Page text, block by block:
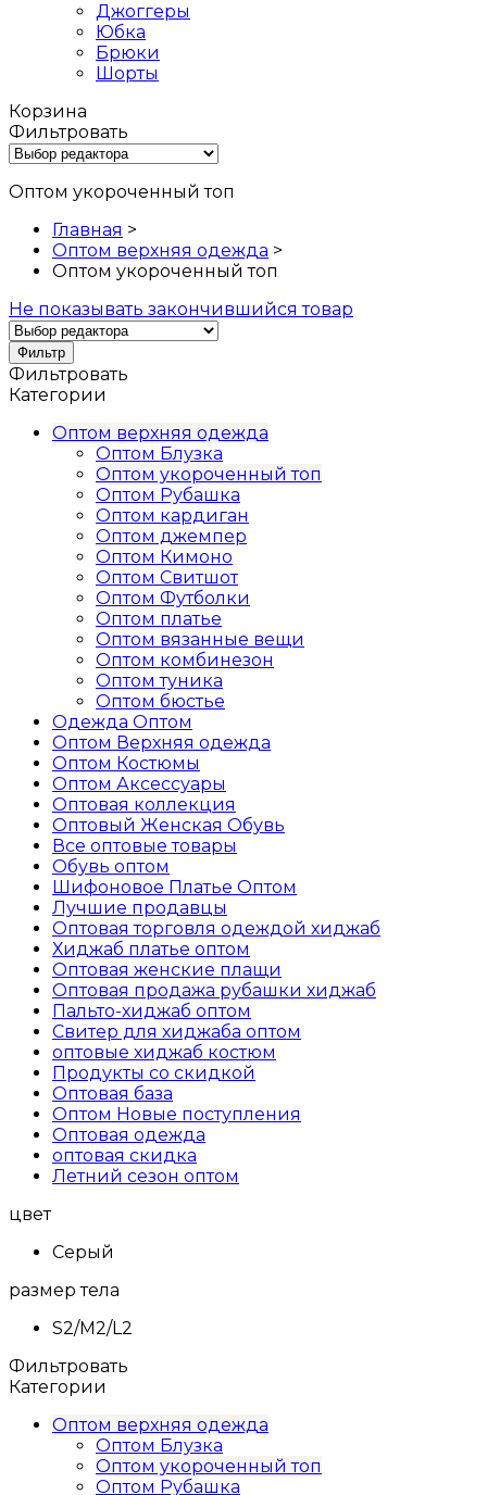
Джоггеры
Юбка
Брюки
Шорты
Корзина
Фильтровать
Оптом укороченный топ
Главная >
Оптом верхняя одежда >
Оптом укороченный топ
Не показывать закончившийся товар
Фильтр
Фильтровать
Категории
Оптом верхняя одежда
Оптом Блузка
Оптом укороченный топ
Оптом Рубашка
Оптом кардиган
Оптом джемпер
Оптом Кимоно
Оптом Свитшот
Оптом Футболки
Оптом платье
Оптом вязанные вещи
Оптом комбинезон
Оптом туника
Оптом бюстье
Одежда Оптом
Оптом Верхняя одежда
Оптом Костюмы
Оптом Аксессуары
Оптовая коллекция
Oптовый Женская Обувь
Все оптовые товары
Обувь оптом
Шифоновое Платье Оптом
Лучшие продавцы
Оптовая торговля одеждой хиджаб
Хиджаб платье оптом
Оптовая женские плащи
Оптовая продажа рубашки хиджаб
Пальто-хиджаб оптом
Свитер для хиджаба оптом
оптовые хиджаб костюм
Продукты со скидкой
Оптовая база
Оптом Новые поступления
Оптовая одежда
оптовая скидка
Летний сезон оптом
цвет
Серый
размер тела
S2/M2/L2
Фильтровать
Категории
Оптом верхняя одежда
Оптом Блузка
Оптом укороченный топ
Оптом Рубашка